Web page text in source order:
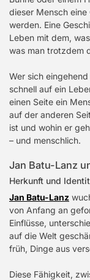
dieser Mensch
werden. Eine
Leben mit dem,
was man trotzdem
Wer sich
schnell auf ein
einen Seite ein
auf der anderen
ist und wohin er
– und menschlich.
Jan Batu-Lanz
Herkunft und
Jan Batu-Lanz
von Anfang an
Einflüsse,
auf die Welt
früh, Dinge aus
Diese Fähigkeit,